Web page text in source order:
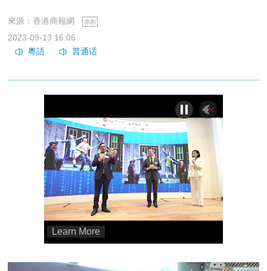
來源：香港商報網 原創
2023-09-13 16:06